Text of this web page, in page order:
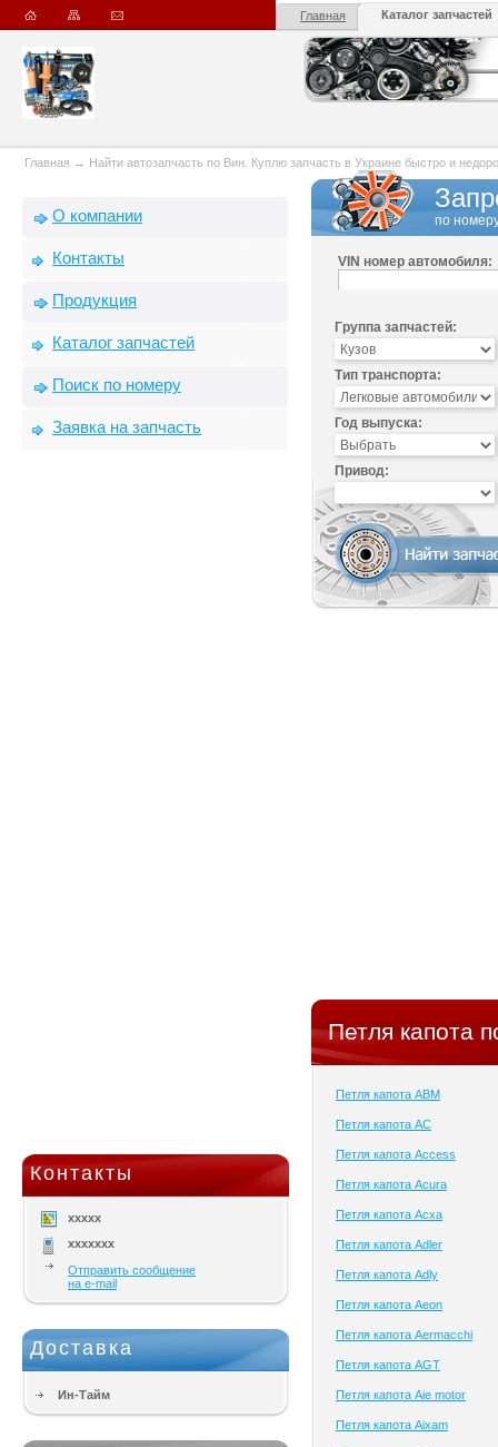
Главная Каталог запчастей
Главная → Найти автозапчасть по Вин. Куплю запчасть в Украине быстро и
О компании
Контакты
Продукция
Каталог запчастей
Поиск по номеру
Заявка на запчасть
Контакты
xxxxx
xxxxxxx
Отправить сообщение
на e-mail
Доставка
Ин-Тайм
по
VIN номер автомобиля:
Группа запчастей:
Тип транспорта:
Год выпуска:
Привод:
Петля капота
Петля капота ABM
Петля капота AC
Петля капота Access
Петля капота Acura
Петля капота Acxa
Петля капота Adler
Петля капота Adly
Петля капота Aeon
Петля капота Aermacchi
Петля капота AGT
Петля капота Aie motor
Петля капота Aixam